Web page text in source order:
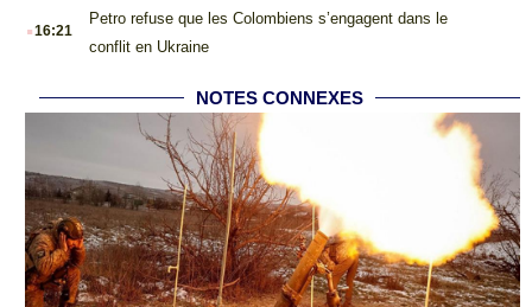
.16:21
Petro refuse que les Colombiens s’engagent dans le
conflit en Ukraine
NOTES CONNEXES